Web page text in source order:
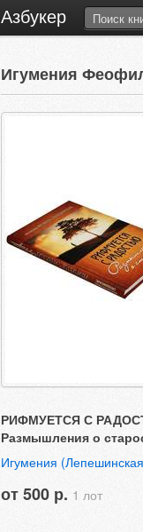
Азбукер
Игумения
РИФМУЕТСЯ С
Размышления о
Игумения
от 500 р. 1 лот